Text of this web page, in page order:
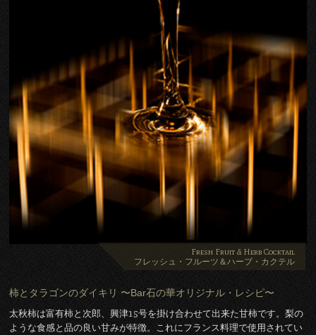
Fresh Fruit & Herb Cocktail
フレッシュ・フルーツ＆ハーブ・カクテル
柿とタラゴンのダイキリ 〜Bar石の華オリジナル・レシピ〜
太秋柿は富有柿と次郎、興津15号を掛け合わせて出来た甘柿です。梨の
ような食感と品の良い甘みが特徴。これにフランス料理で使用されてい